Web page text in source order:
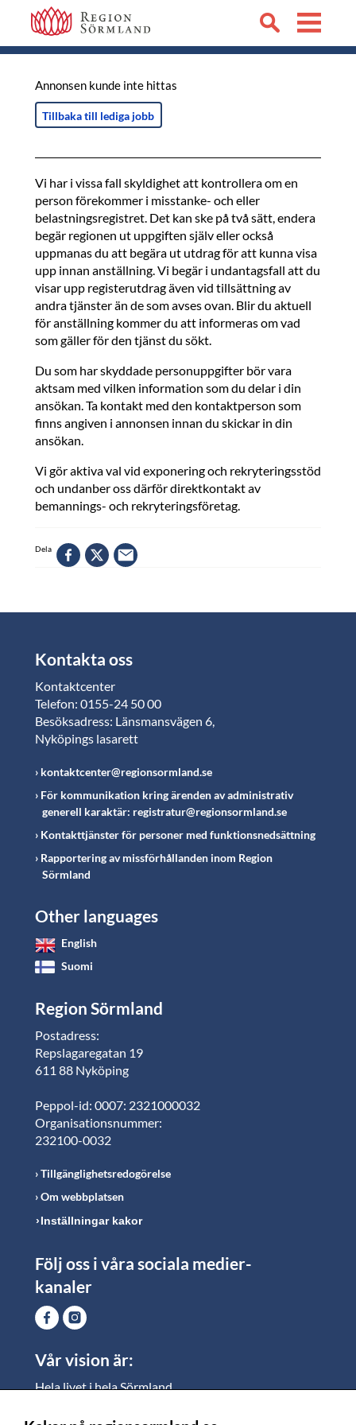
Annonsen kunde inte hittas
Tillbaka till lediga jobb
Vi har i vissa fall skyldighet att kontrollera om en
person förekommer i misstanke- och eller
belastningsregistret. Det kan ske på två sätt, endera
begär regionen ut uppgiften själv eller också
uppmanas du att begära ut utdrag för att kunna visa
upp innan anställning. Vi begär i undantagsfall att du
visar upp registerutdrag även vid tillsättning av
andra tjänster än de som avses ovan. Blir du aktuell
för anställning kommer du att informeras om vad
som gäller för den tjänst du sökt.
Du som har skyddade personuppgifter bör vara
aktsam med vilken information som du delar i din
ansökan. Ta kontakt med den kontaktperson som
finns angiven i annonsen innan du skickar in din
ansökan.
Vi gör aktiva val vid exponering och rekryteringsstöd
och undanber oss därför direktkontakt av
bemannings- och rekryteringsföretag.
Dela
Kontakta oss
Kontaktcenter
Telefon: 0155-24 50 00
Besöksadress: Länsmansvägen 6,
Nyköpings lasarett
kontaktcenter@regionsormland.se
För kommunikation kring ärenden av administrativ
generell karaktär: registratur@regionsormland.se
Kontakttjänster för personer med funktionsnedsättning
Rapportering av missförhållanden inom Region
Sörmland
Other languages
English
Suomi
Region Sörmland
Postadress:
Repslagaregatan 19
611 88 Nyköping
Peppol-id: 0007: 2321000032
Organisationsnummer:
232100-0032
Tillgänglighetsredogörelse
Om webbplatsen
Inställningar kakor
Följ oss i våra sociala medier-
kanaler
Vår vision är:
Hela livet i hela Sörmland.
vi vill skapa jämlika möjligheter för både